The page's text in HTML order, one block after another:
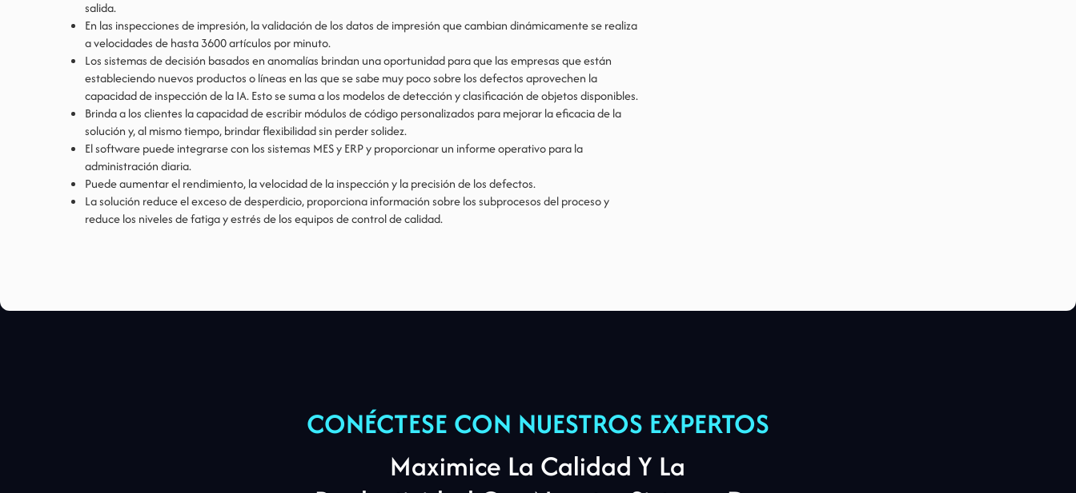
salida.
En las inspecciones de impresión, la validación de los datos de impresión que cambian dinámicamente se realiza
a velocidades de hasta 3600 artículos por minuto.
Los sistemas de decisión basados en anomalías brindan una oportunidad para que las empresas que están
estableciendo nuevos productos o líneas en las que se sabe muy poco sobre los defectos aprovechen la
capacidad de inspección de la IA. Esto se suma a los modelos de detección y clasificación de objetos disponibles.
Brinda a los clientes la capacidad de escribir módulos de código personalizados para mejorar la eficacia de la
solución y, al mismo tiempo, brindar flexibilidad sin perder solidez.
El software puede integrarse con los sistemas MES y ERP y proporcionar un informe operativo para la
administración diaria.
Puede aumentar el rendimiento, la velocidad de la inspección y la precisión de los defectos.
La solución reduce el exceso de desperdicio, proporciona información sobre los subprocesos del proceso y
reduce los niveles de fatiga y estrés de los equipos de control de calidad.
CONÉCTESE CON NUESTROS EXPERTOS
Maximice La Calidad Y La